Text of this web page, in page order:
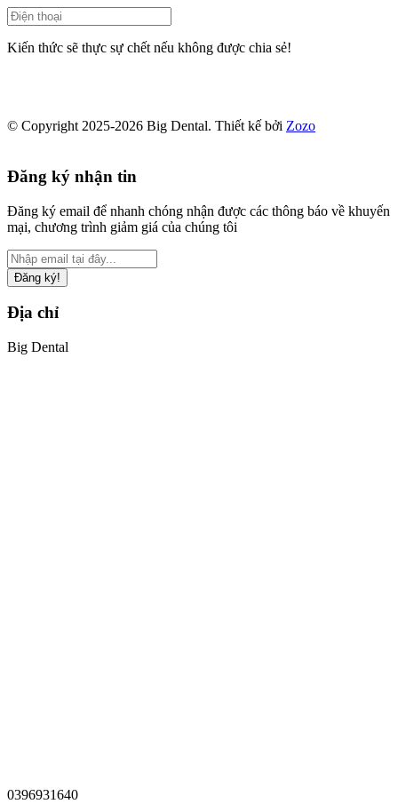
Kiến thức sẽ thực sự chết nếu không được chia sẻ!
© Copyright 2025-2026 Big Dental. Thiết kế bởi Zozo
Đăng ký nhận tin
Đăng ký email để nhanh chóng nhận được các thông báo về khuyến
mại, chương trình giảm giá của chúng tôi
Đăng ký!
Địa chỉ
Big Dental
0396931640